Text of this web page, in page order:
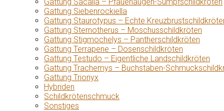
Gattung Siebenrockiella
Gattung Staurotypus – Echte
Gattung Sternotherus – Moschusschildkröten
Gattung Stigmochelys – Pantherschildkröten
Gattung Terrapene – Dosenschildkröten
Gattung Testudo – Eigentliche Landschildkröten
Gattung Trachemys – Buchstaben-
Gattung Trionyx
Hybriden
Schildkrötenschmuck
Sonstiges